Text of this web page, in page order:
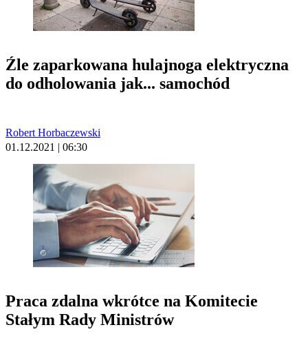
Źle zaparkowana hulajnoga elektryczna
do odholowania jak... samochód
Robert Horbaczewski
01.12.2021 | 06:30
Praca zdalna wkrótce na Komitecie
Stałym Rady Ministrów